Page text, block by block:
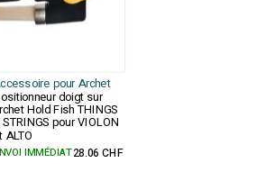
pour Archet
doigt sur
Hold Fish THINGS
pour VIOLON
ALTO
IMMÉDIAT28.06 CHF